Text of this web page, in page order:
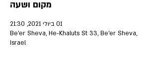
מקום ושעה
01 ביולי 2021, 21:30
Be'er Sheva, He-Khaluts St 33, Be'er Sheva,
Israel